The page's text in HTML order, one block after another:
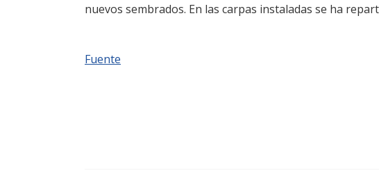
nuevos sembrados. En las carpas instaladas se ha
Fuente